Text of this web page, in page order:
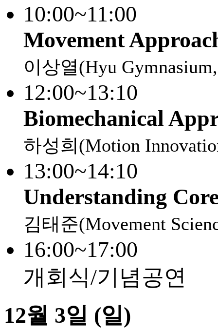
10:00~11:00
Movement
이상열(Hyu
12:00~13:10
Biomechanical
하성희(Motion
13:00~14:10
Understanding
김태준(Movement
16:00~17:00
개회식/기념공연
12월 3일 (일)